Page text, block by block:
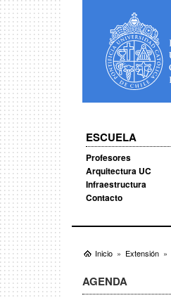
ESCUELA
Profesores
Arquitectura UC
Infraestructura
Contacto
Inicio Extensión
AGENDA